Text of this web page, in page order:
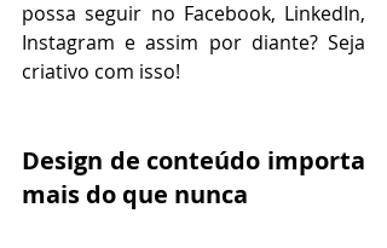
possa seguir no Facebook, LinkedIn,
Instagram e assim por diante? Seja
criativo com isso!
Design de conteúdo importa
mais do que nunca